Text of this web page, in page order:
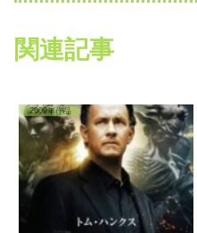
関連記事
2009年作品